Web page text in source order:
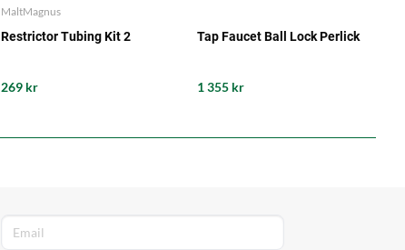
MaltMagnus
Restrictor Tubing Kit 2
269 kr
Tap Faucet Ball Lock Perlick
1 355 kr